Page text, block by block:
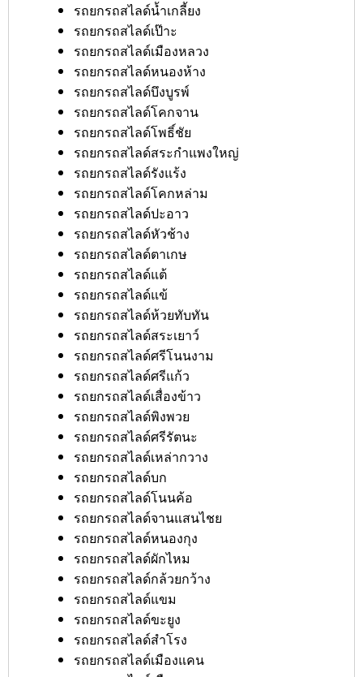
รถยกรถสไลด์น้ำเกลี้ยง
รถยกรถสไลด์เป๊าะ
รถยกรถสไลด์เมืองหลวง
รถยกรถสไลด์หนองห้าง
รถยกรถสไลด์บึงบูรพ์
รถยกรถสไลด์โคกจาน
รถยกรถสไลด์โพธิ์ชัย
รถยกรถสไลด์สระกำแพงใหญ่
รถยกรถสไลด์รังแร้ง
รถยกรถสไลด์โคกหล่าม
รถยกรถสไลด์ปะอาว
รถยกรถสไลด์หัวช้าง
รถยกรถสไลด์ตาเกษ
รถยกรถสไลด์แต้
รถยกรถสไลด์แข้
รถยกรถสไลด์ห้วยทับทัน
รถยกรถสไลด์สระเยาว์
รถยกรถสไลด์ศรีโนนงาม
รถยกรถสไลด์ศรีแก้ว
รถยกรถสไลด์เสื่องข้าว
รถยกรถสไลด์พิงพวย
รถยกรถสไลด์ศรีรัตนะ
รถยกรถสไลด์เหล่ากวาง
รถยกรถสไลด์บก
รถยกรถสไลด์โนนค้อ
รถยกรถสไลด์จานแสนไชย
รถยกรถสไลด์หนองกุง
รถยกรถสไลด์ผักไหม
รถยกรถสไลด์กล้วยกว้าง
รถยกรถสไลด์แขม
รถยกรถสไลด์ขะยูง
รถยกรถสไลด์สำโรง
รถยกรถสไลด์เมืองแคน